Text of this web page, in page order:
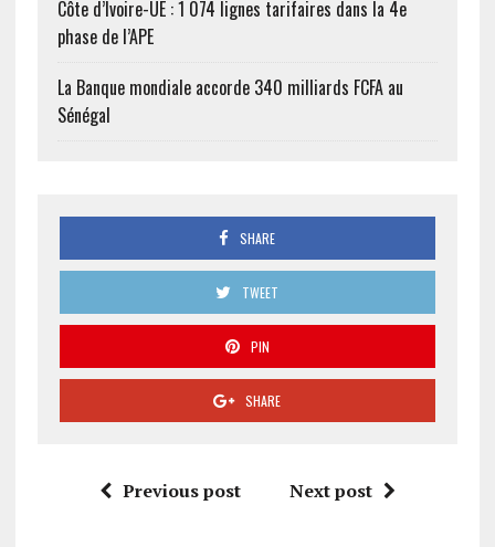
Côte d’Ivoire-UE : 1 074 lignes tarifaires dans la 4e
phase de l’APE
La Banque mondiale accorde 340 milliards FCFA au
Sénégal
SHARE
TWEET
PIN
SHARE
Previous post Next post